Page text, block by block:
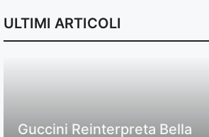
ULTIMI ARTICOLI
Guccini Reinterpreta Bella